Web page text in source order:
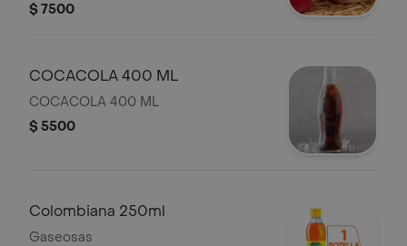
$ 7500
COCACOLA 400 ML
COCACOLA 400 ML
$ 5500
Colombiana 250ml
Gaseosas